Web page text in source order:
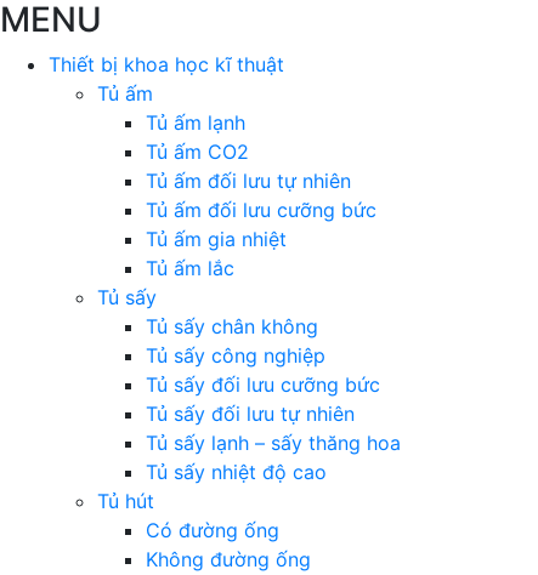
MENU
Thiết bị khoa học kĩ thuật
Tủ ấm
Tủ ấm lạnh
Tủ ấm CO2
Tủ ấm đối lưu tự nhiên
Tủ ấm đối lưu cưỡng bức
Tủ ấm gia nhiệt
Tủ ấm lắc
Tủ sấy
Tủ sấy chân không
Tủ sấy công nghiệp
Tủ sấy đối lưu cưỡng bức
Tủ sấy đối lưu tự nhiên
Tủ sấy lạnh – sấy thăng hoa
Tủ sấy nhiệt độ cao
Tủ hút
Có đường ống
Không đường ống